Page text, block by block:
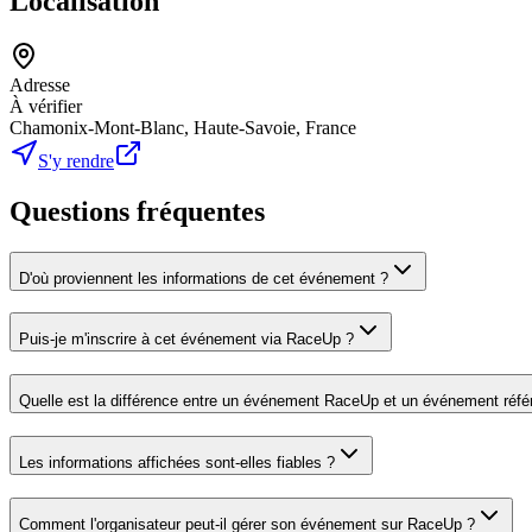
Adresse
À vérifier
Chamonix-Mont-Blanc, Haute-Savoie, France
S'y rendre
Questions fréquentes
D'où proviennent les informations de cet événement ?
Puis-je m'inscrire à cet événement via RaceUp ?
Quelle est la différence entre un événement RaceUp et un événement
Les informations affichées sont-elles fiables ?
Comment l'organisateur peut-il gérer son événement sur RaceUp ?